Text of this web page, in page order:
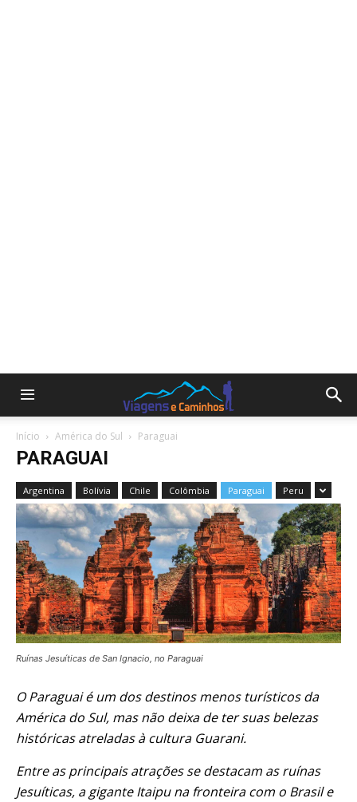
Início América do Sul Paraguai
PARAGUAI
Argentina Bolívia Chile Colômbia Paraguai Peru
Ruínas Jesuíticas de San Ignacio, no Paraguai
O Paraguai é um dos destinos menos turísticos da
América do Sul, mas não deixa de ter suas belezas
históricas atreladas à cultura Guarani.
Entre as principais atrações se destacam as ruínas
Jesuíticas, a gigante Itaipu na fronteira com o Brasil e